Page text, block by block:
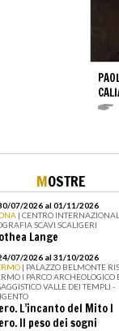
MOSTRE
07/2026 al 01/11/2026
| CENTRO
SCAVI SCALIGERI
Lange
07/2026 al 31/10/2026
| PALAZZO BELMONTE
I PARCO ARCHEOLOGICO
VALLE DEI TEMPLI -
L’incanto del Mito I
Il peso dei sogni